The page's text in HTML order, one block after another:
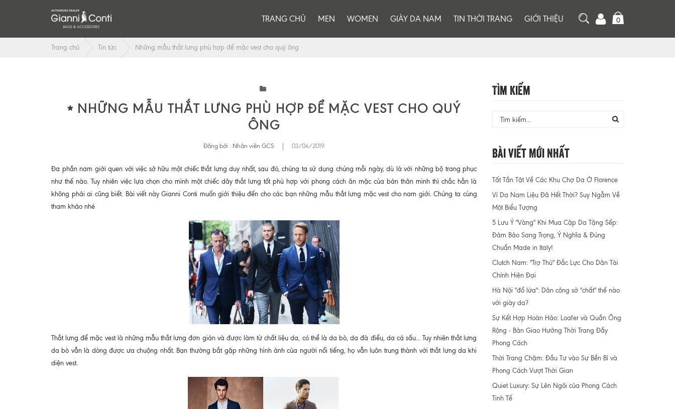
TRANG CHỦ MEN WOMEN GIÀY DA NAM TIN THỜI TRANG GIỚI THIỆU 0
Trang chủ Tin tức Những mẫu thắt lưng phù hợp để mặc vest cho quý ông
NHỮNG MẪU THẮT LƯNG PHÙ HỢP ĐỂ MẶC VEST CHO QUÝ
ÔNG
Đăng bởi : Nhân viên GCS 03/04/2019
Đa phần nam giới quen với việc sở hữu một chiếc thắt lưng duy nhất, sau đó, chúng ta sử dụng chúng mỗi ngày, dù là với những bộ trang phục
như thế nào. Tuy nhiên việc lựa chọn cho mình một chiếc dây thắt lưng tốt phù hợp với phong cách ăn mặc của bản thân mình thì chắc hẳn là
không phải ai cũng biết. Bài viết này Gianni Conti muốn giới thiệu đến cho các bạn những mẫu thắt lưng mặc vest cho nam giới. Chúng ta cùng
tham khảo nhé
Thắt lưng để mặc vest là những mẫu thắt lưng đơn giản và được làm từ chất liệu da, có thể là da bò, da đà điểu, da cá sấu... Tuy nhiên thắt lưng
da bò vẫn là dòng được ưa chuộng nhất. Bạn thường bắt gặp những hình ảnh của người nổi tiếng, họ vẫn luôn trung thành với thắt lưng da khi
diện vest.
Tìm Kiếm
Bài Viết Mới Nhất
Tất Tần Tật Về Các Khu Chợ Da Ở Florence
Ví Da Nam Liệu Đã Hết Thời? Suy Ngẫm Về
Một Biểu Tượng
5 Lưu Ý "Vàng" Khi Mua Cặp Da Tặng Sếp:
Đảm Bảo Sang Trọng, Ý Nghĩa & Đúng
Chuẩn Made in Italy!
Clutch Nam: "Trợ Thủ" Đắc Lực Cho Dân Tài
Chính Hiện Đại
Hà Nội "đổ lửa": Dân công sở "chất" thế nào
với giày da?
Sự Kết Hợp Hoàn Hảo: Loafer và Quần Ống
Rộng - Bản Giao Hưởng Thời Trang Đầy
Phong Cách
Thời Trang Chậm: Đầu Tư vào Sự Bền Bỉ và
Phong Cách Vượt Thời Gian
Quiet Luxury: Sự Lên Ngôi của Phong Cách
Tinh Tế